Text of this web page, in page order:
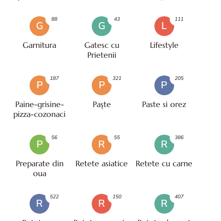
G
Garnitura
88
G
Gatesc cu
Prietenii
43
L
Lifestyle
111
P
Paine-grisine-
pizza-cozonaci
187
P
Paşte
321
P
Paste si orez
205
P
Preparate din
oua
56
R
Retete asiatice
55
R
Retete cu carne
386
R
522
R
150
R
407